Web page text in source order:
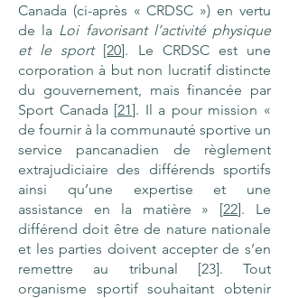
Canada (ci-après « CRDSC ») en vertu
de la Loi favorisant l’activité physique
et le sport[20]. Le CRDSC est une
corporation à but non lucratif distincte
du gouvernement, mais financée par
Sport Canada [21]. Il a pour mission «
de fournir à la communauté sportive un
service pancanadien de règlement
extrajudiciaire des différends sportifs
ainsi qu’une expertise et une
assistance en la matière » [22]. Le
différend doit être de nature nationale
et les parties doivent accepter de s’en
remettre au tribunal [23]. Tout
organisme sportif souhaitant obtenir